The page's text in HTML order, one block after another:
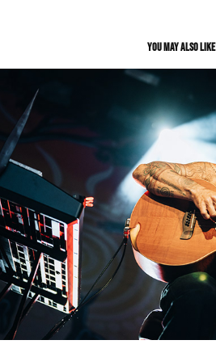
You may also like
Music
2022